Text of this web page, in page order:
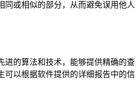
同或相似的部分，从而避免误用他人
进的算法和技术，能够提供精确的查
可以根据软件提供的详细报告中的信